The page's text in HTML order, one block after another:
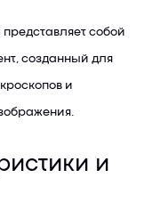
собой
созданный для
и
и